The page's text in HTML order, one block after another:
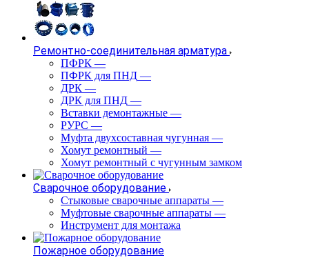
Ремонтно-соединительная арматура
ПФРК —
ПФРК для ПНД —
ДРК —
ДРК для ПНД —
Вставки демонтажные —
РУРС —
Муфта двухсоставная чугунная —
Хомут ремонтный —
Хомут ремонтный с чугунным замком
Сварочное оборудование
Стыковые сварочные аппараты —
Муфтовые сварочные аппараты —
Инструмент для монтажа
Пожарное оборудование